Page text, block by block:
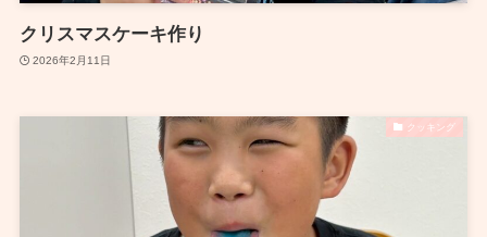
クリスマスケーキ作り
2026年2月11日
クッキング